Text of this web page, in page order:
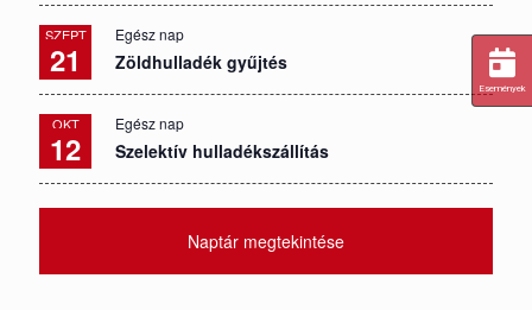
SZEPT
21
Egész nap
Zöldhulladék gyűjtés
OKT
12
Egész nap
Szelektív hulladékszállítás
Naptár megtekintése
Események